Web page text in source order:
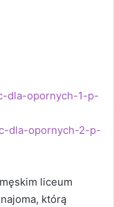
dla-opornych-1-p-
dla-opornych-2-p-
liceum
którą